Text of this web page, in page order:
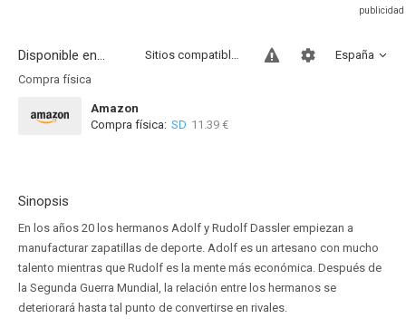
Disponible en... España
Sitios compatibles
Compra física
Amazon
Compra física: SD 11.39 €
Sinopsis
En los años 20 los hermanos Adolf y Rudolf Dassler empiezan a
manufacturar zapatillas de deporte. Adolf es un artesano con mucho
talento mientras que Rudolf es la mente más económica. Después de
la Segunda Guerra Mundial, la relación entre los hermanos se
deteriorará hasta tal punto de convertirse en rivales.